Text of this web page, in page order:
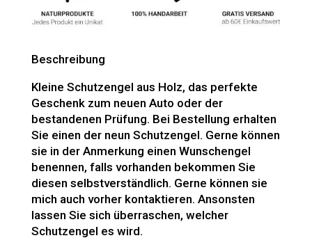
Beschreibung
Kleine Schutzengel aus Holz, das perfekte
Geschenk zum neuen Auto oder der
bestandenen Prüfung. Bei Bestellung erhalten
Sie einen der neun Schutzengel. Gerne können
sie in der Anmerkung einen Wunschengel
benennen, falls vorhanden bekommen Sie
diesen selbstverständlich. Gerne können sie
mich auch vorher kontaktieren. Ansonsten
lassen Sie sich überraschen, welcher
Schutzengel es wird.